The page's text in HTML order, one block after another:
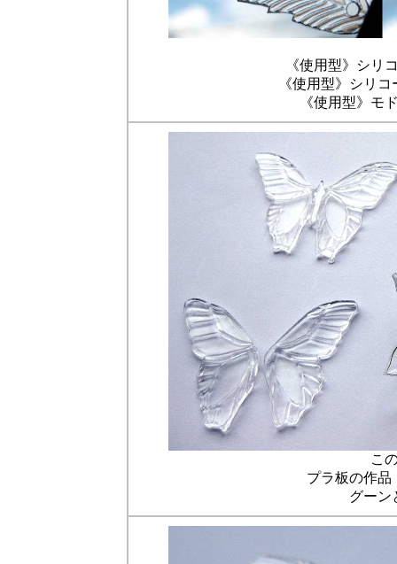
《使用型》シリ
《使用型》シリ
《使用型》モ
こ
プラ板の作品
グーン